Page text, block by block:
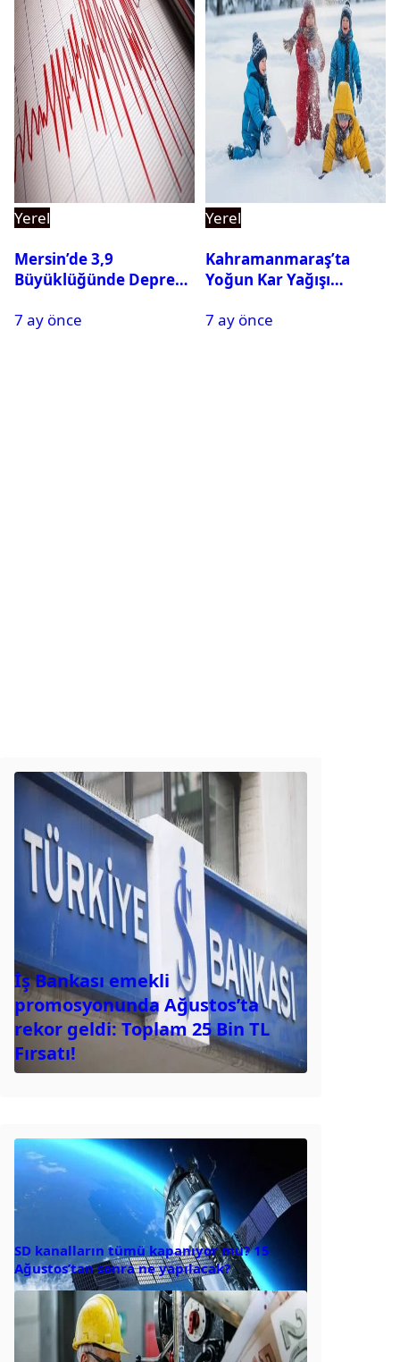
Yerel
Mersin’de 3,9
Büyüklüğünde Deprem
7 ay önce
Yerel
Kahramanmaraş’ta
Yoğun Kar Yağışı
Tatil
7 ay önce
İş Bankası emekli
promosyonunda Ağustos’ta
rekor geldi: Toplam 25 Bin TL
Fırsatı!
SD kanalların tümü kapanıyor mu? 15
Ağustos’tan sonra ne yapılacak?